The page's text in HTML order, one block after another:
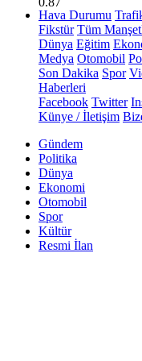
Hava Durumu
Fikstür Tüm
Dünya Eğitim
Medya Otomobil
Son Dakika Spor
Haberleri
Facebook Twitter
Künye / İletişim
Gündem
Politika
Dünya
Ekonomi
Otomobil
Spor
Kültür
Resmi İlan